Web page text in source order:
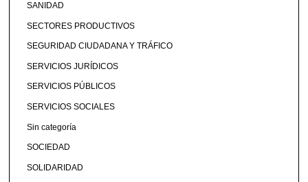
SANIDAD
SECTORES PRODUCTIVOS
SEGURIDAD CIUDADANA Y TRÁFICO
SERVICIOS JURÍDICOS
SERVICIOS PÚBLICOS
SERVICIOS SOCIALES
Sin categoría
SOCIEDAD
SOLIDARIDAD